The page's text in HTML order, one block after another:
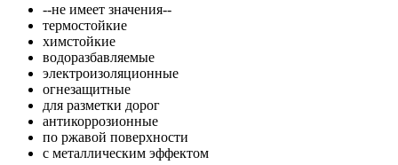
--не имеет значения--
термостойкие
химстойкие
водоразбавляемые
электроизоляционные
огнезащитные
для разметки дорог
антикоррозионные
по ржавой поверхности
с металлическим эффектом